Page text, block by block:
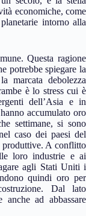
economiche, come
intorno alla
Questa ragione
potrebbe spiegare la
marcata debolezza
è lo stress cui è
dell’Asia e in
accumulato oro
settimane, si sono
caso dei paesi del
produttive. A conflitto
loro industrie e ai
agli Stati Uniti i
quindi oro per
Dal lato
ad abbassare